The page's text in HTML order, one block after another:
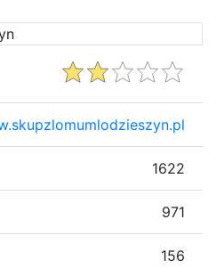
1622
971
156